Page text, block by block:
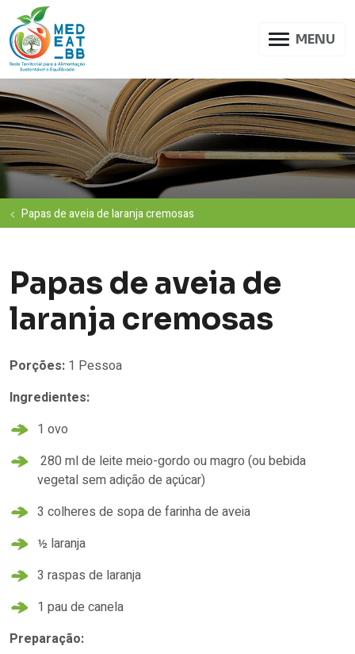
MENU
Papas de aveia de laranja cremosas
Papas de aveia de
laranja cremosas
Porções: 1 Pessoa
Ingredientes:
1 ovo
280 ml de leite meio-gordo ou magro (ou bebida
vegetal sem adição de açúcar)
3 colheres de sopa de farinha de aveia
½ laranja
3 raspas de laranja
1 pau de canela
Preparação: